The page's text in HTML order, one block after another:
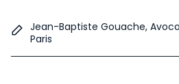
Jean-Baptiste Gouache,
Paris